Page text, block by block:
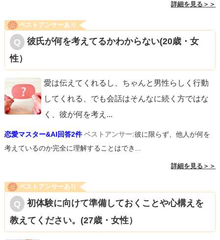
詳細を見る＞＞
ベストアンサーあり
彼氏が何を考えてるかわからない(20歳・女
性）
愛は伝えてくれるし、ちゃんと男性らしく行動
してくれる、でも会話はそんなに続く方ではな
く、彼が何を考え ...
恋愛マスター&AI回答2件 ベストアンサー:彼に限らず、他人が何を
考えているのか完全に理解することはでき...
詳細を見る＞＞
ベストアンサーあり
初体験に向けて準備しておくことや心構えを
教えてください。(27歳・女性）